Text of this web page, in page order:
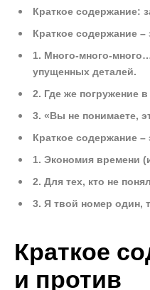
Краткое содержание:
Краткое содержание –
1. Много-много-
упущенных деталей.
2. Где же погружение в
3. «Вы не понимаете,
Краткое содержание –
1. Экономия времени
2. Для тех, кто не
3. Я твой номер один,
Краткое
и против